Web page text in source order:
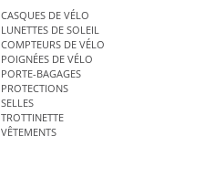
CASQUES DE VÉLO
LUNETTES DE SOLEIL
COMPTEURS DE VÉLO
POIGNÉES DE VÉLO
PORTE-BAGAGES
PROTECTIONS
SELLES
TROTTINETTE
VÊTEMENTS